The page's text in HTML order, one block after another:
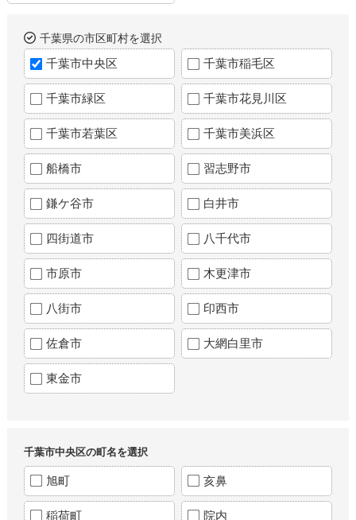
千葉県の市区町村を選択
千葉市中央区 千葉市稲毛区
千葉市緑区 千葉市花見川区
千葉市若葉区 千葉市美浜区
船橋市 習志野市
鎌ケ谷市 白井市
四街道市 八千代市
市原市 木更津市
八街市 印西市
佐倉市 大網白里市
東金市
千葉市中央区の町名を選択
旭町 亥鼻
稲荷町 院内